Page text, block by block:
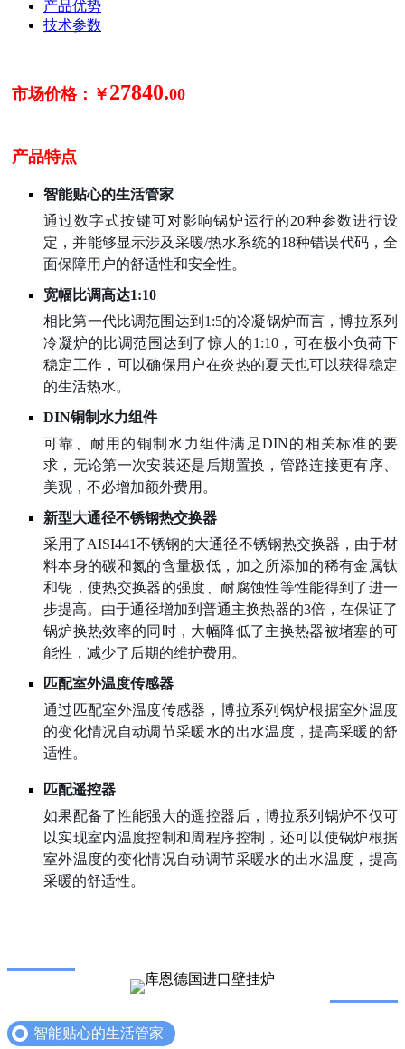
产品优势
技术参数
市场价格： ￥ 27840.00
产品特点
智能贴心的生活管家
通过数字式按键可对影响锅炉运行的20种参数进行设
定，并能够显示涉及采暖/热水系统的18种错误代码，全
面保障用户的舒适性和安全性。
宽幅比调高达1:10
相比第一代比调范围达到1:5的冷凝锅炉而言，博拉系列
冷凝炉的比调范围达到了惊人的1:10，可在极小负荷下
稳定工作，可以确保用户在炎热的夏天也可以获得稳定
的生活热水。
DIN铜制水力组件
可靠、耐用的铜制水力组件满足DIN的相关标准的要
求，无论第一次安装还是后期置换，管路连接更有序、
美观，不必增加额外费用。
新型大通径不锈钢热交换器
采用了AISI441不锈钢的大通径不锈钢热交换器，由于材
料本身的碳和氮的含量极低，加之所添加的稀有金属钛
和铌，使热交换器的强度、耐腐蚀性等性能得到了进一
步提高。由于通径增加到普通主换热器的3倍，在保证了
锅炉换热效率的同时，大幅降低了主换热器被堵塞的可
能性，减少了后期的维护费用。
匹配室外温度传感器
通过匹配室外温度传感器，博拉系列锅炉根据室外温度
的变化情况自动调节采暖水的出水温度，提高采暖的舒
适性。
匹配遥控器
如果配备了性能强大的遥控器后，博拉系列锅炉不仅可
以实现室内温度控制和周程序控制，还可以使锅炉根据
室外温度的变化情况自动调节采暖水的出水温度，提高
采暖的舒适性。
智能贴心的生活管家